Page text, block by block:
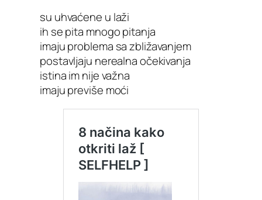
su uhvaćene u laži
ih se pita mnogo pitanja
imaju problema sa zbližavanjem
postavljaju nerealna očekivanja
istina im nije važna
imaju previše moći